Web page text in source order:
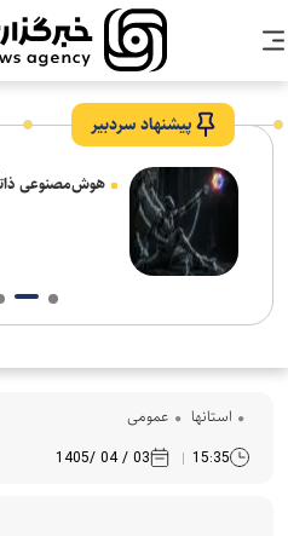
پیشنهاد سردبیر
هوش‌مصنوعی
استانها عمومی
15:35
03 / 04 /1405